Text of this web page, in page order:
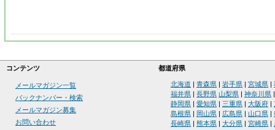
コンテンツ 都道府県
メールマガジン一覧
バックナンバー・検索
メールマガジン募集
お問い合わせ
北海道 青森県 岩手県 宮城県
福井県
長野県 山梨県 神奈川県
静岡県
愛知県 三重県 大阪府
島根県
岡山県 広島県 山口県
長崎県
熊本県 大分県 宮崎県